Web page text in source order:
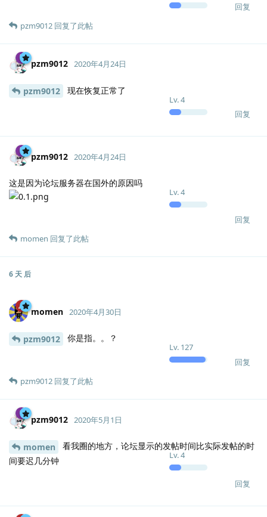
回复
pzm9012 回复了此帖
pzm9012
Lv.4
2020年4月24日
pzm9012 现在恢复正常了
回复
pzm9012
Lv.4
2020年4月24日
这是因为论坛服务器在国外的原因吗
回复
momen 回复了此帖
6 天 后
momen
Lv. 127
2020年4月30日
pzm9012 你是指。。？
回复
pzm9012 回复了此帖
pzm9012
Lv.4
2020年5月1日
momen
看我圈的地方，论坛显示的发帖时间比实际发帖的时
间要迟几分钟
回复